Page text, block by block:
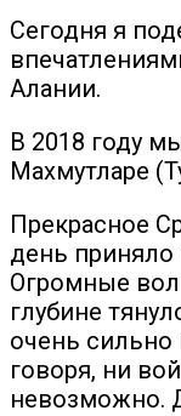
Сегодня я
Алании.
В 2018 году
Махмутларе
Прекрасное
день приняло
Огромные
глубине
очень сильно
говоря, ни
невозможно.